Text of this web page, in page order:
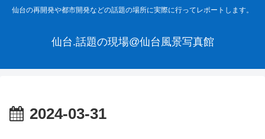
仙台の再開発や都市開発などの話題の場所に実際に行ってレポートします。
仙台.話題の現場@仙台風景写真館
2024-03-31